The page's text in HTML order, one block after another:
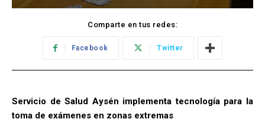
Comparte en tus redes:
Facebook Twitter
Servicio de Salud Aysén implementa tecnología para la
toma de exámenes en zonas extremas